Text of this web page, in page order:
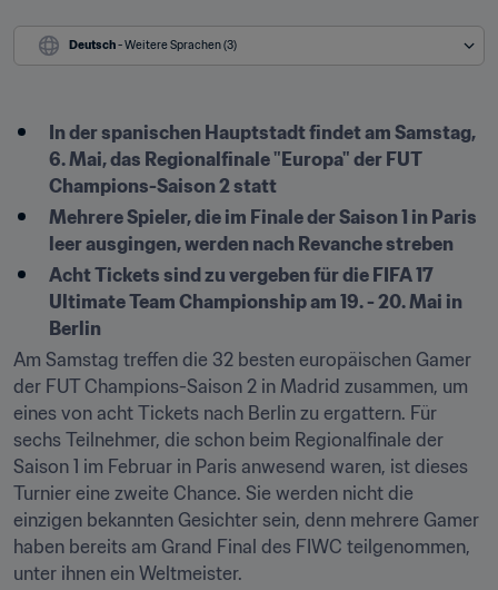
Deutsch - Weitere Sprachen (3)
In der spanischen Hauptstadt findet am Samstag,
6. Mai, das Regionalfinale "Europa" der FUT
Champions-Saison 2 statt
Mehrere Spieler, die im Finale der Saison 1 in Paris
leer ausgingen, werden nach Revanche streben
Acht Tickets sind zu vergeben für die FIFA 17
Ultimate Team Championship am 19. - 20. Mai in
Berlin
Am Samstag treffen die 32 besten europäischen Gamer
der FUT Champions-Saison 2 in Madrid zusammen, um
eines von acht Tickets nach Berlin zu ergattern. Für
sechs Teilnehmer, die schon beim Regionalfinale der
Saison 1 im Februar in Paris anwesend waren, ist dieses
Turnier eine zweite Chance. Sie werden nicht die
einzigen bekannten Gesichter sein, denn mehrere Gamer
haben bereits am Grand Final des FIWC teilgenommen,
unter ihnen ein Weltmeister.